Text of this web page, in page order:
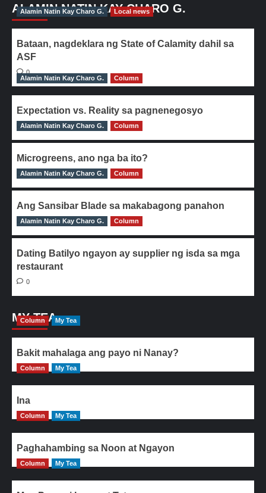
ALAMIN NATIN KAY CHARO G.
Alamin Natin Kay Charo G. Local news
Bataan, nagdeklara ng State of Calamity dahil sa
ASF
0
Alamin Natin Kay Charo G.
Column
Expectation vs. Reality sa pagnenegosyo
0
Alamin Natin Kay Charo G. Column
Microgreens, ano nga ba ito?
0
Alamin Natin Kay Charo G. Column
Ang Sansibar Blade sa makabagong panahon
0
Alamin Natin Kay Charo G. Column
Dating Batilyo ngayon ay supplier ng isda sa mga
restaurant
0
MY TEA
Column My Tea
Bakit mahalaga ang payo ni Nanay?
Column My Tea
Ina
Column My Tea
Paghahambing sa Noon at Ngayon
Column My Tea